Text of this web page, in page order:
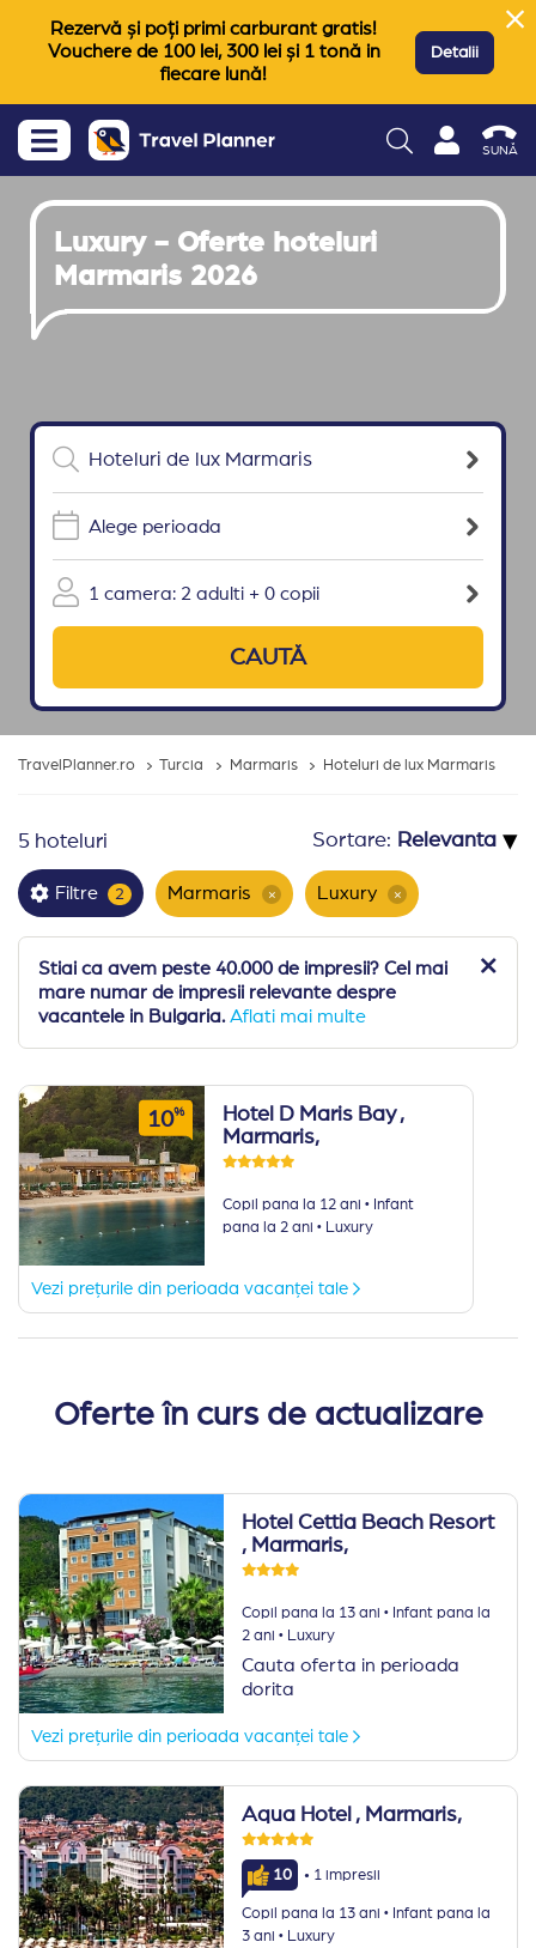
Rezervă și poți primi carburant gratis!
Vouchere de 100 lei, 300 lei și 1 tonă in
fiecare lună!
Detalii
SUNĂ
Luxury - Oferte hoteluri
Marmaris 2026
Alege perioada
1 camera: 2 adulti + 0 copii
CAUTĂ
TravelPlanner.ro Turcia Marmaris Hoteluri de lux Marmaris
5 hoteluri Sortare: ▾
Filtre 2 Marmaris × Luxury ×
Stiai ca avem peste 40.000 de impresii? Cel mai
mare numar de impresii relevante despre
vacantele in Bulgaria. Aflati mai multe
10% Hotel D Maris Bay,
Marmaris,
Copil pana la 12 ani· Infant
pana la 2 ani· Luxury
Vezi prețurile din perioada vacanței tale
Oferte în curs de actualizare
Hotel Cettia Beach Resort
, Marmaris,
Copil pana la 13 ani ·Infant pana la
2 ani ·Luxury
Cauta oferta in perioada
dorita
Vezi prețurile din perioada vacanței tale
Aqua Hotel , Marmaris,
10 · 1 impresii
Copil pana la 13 ani ·Infant pana la
3 ani ·Luxury